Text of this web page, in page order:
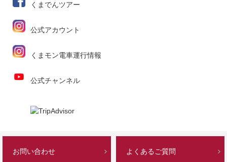
くまでんツアー
公式アカウント
くまモン電車運行情報
公式チャンネル
お問い合わせ よくあるご質問